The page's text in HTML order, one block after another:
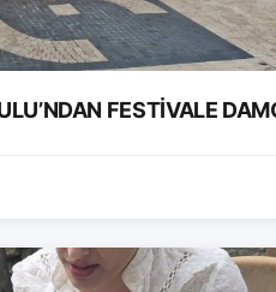
FESTİVALE